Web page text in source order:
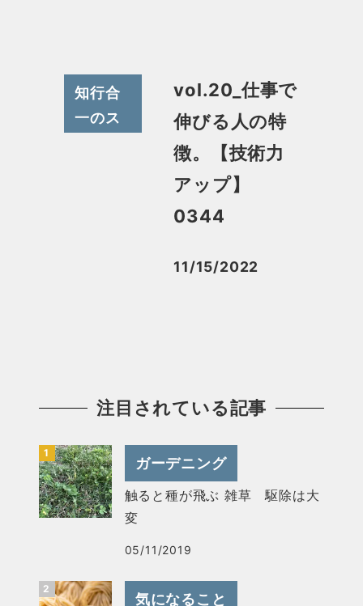
知行合
一のス
vol.20_仕事で
伸びる人の特
徴。【技術力
アップ】
0344
投稿日
11/15/2022
注目されている記事
ガーデニング
触ると種が飛ぶ 雑草 駆除は大
変
05/11/2019
気になること